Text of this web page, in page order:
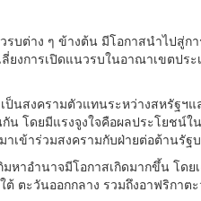
บต่าง ๆ ข้างต้น มีโอกาสนำไปสู่ก
ยงการเปิดแนวรบในอาณาเขตปร
ป็นสงครามตัวแทนระหว่างสหรัฐ
โดยมีแรงจูงใจคือผลประโยชน์ใ
เข้าร่วมสงครามกับฝ่ายต่อต้านรัฐ
หาอำนาจมีโอกาสเกิดมากขึ้น โด
ต้ ตะวันออกกลาง รวมถึงอาฟริกาต